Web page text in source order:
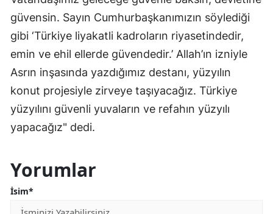
güvensin. Sayın Cumhurbaşkanımızın söylediği
gibi ‘Türkiye liyakatli kadroların riyasetindedir,
emin ve ehil ellerde güvendedir.’ Allah’ın izniyle
Asrın inşasında yazdığımız destanı, yüzyılın
konut projesiyle zirveye taşıyacağız. Türkiye
yüzyılını güvenli yuvaların ve refahın yüzyılı
yapacağız" dedi.
Yorumlar
İsim*